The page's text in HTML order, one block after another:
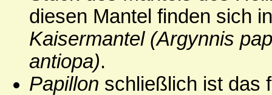
diesen Mantel finden sich
Kaisermantel (Argynnis
antiopa).
Papillon schließlich ist das